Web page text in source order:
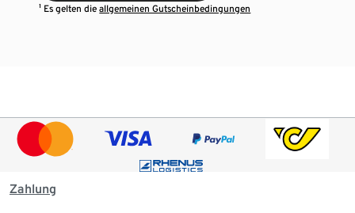
¹ Es gelten dieallgemeinen Gutscheinbedingungen
Zahlung